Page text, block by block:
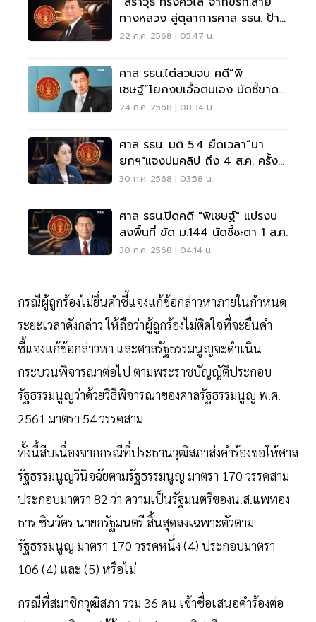
ทางหลวง สู่ตุลาการศาล รธน. ป้าย
แดง
22 ก.ค. 2568 | 05:47 น.
ศาล รธน.ไต่สวนจบ คดี“พิ
เชษฐ์”โยกงบเอื้อตนเอง นัดชี้ขาด 1
ส.ค. นี้
24 ก.ค. 2568 | 08:34 น.
ศาล รธน. มติ 5:4 ยืดเวลา“นา
ยกฯ"แจงปมคลิป ถึง 4 ส.ค. ครั้ง
สุดท้าย
30 ก.ค. 2568 | 03:58 น.
ศาล รธน.ปิดคดี "พิเชษฐ์" แปรงบ
ลงพื้นที่ ขัด ม.144 นัดชี้ชะตา 1 ส.ค.
30 ก.ค. 2568 | 04:14 น.
กรณีผู้ถูกร้องไม่ยื่นคําชี้แจงแก้ข้อกล่าวหาภายในกําหนด
ระยะเวลาดังกล่าว ให้ถือว่าผู้ถูกร้องไม่ติดใจที่จะยื่นคํา
ชี้แจงแก้ข้อกล่าวหา และศาลรัฐธรรมนูญจะดําเนิน
กระบวนพิจารณาต่อไป ตามพระราชบัญญัติประกอบ
รัฐธรรมนูญว่าด้วยวิธีพิจารณาของศาลรัฐธรรมนูญ พ.ศ.
2561 มาตรา 54 วรรคสาม
ทั้งนี้สืบเนื่องจากกรณีที่ประธานวุฒิสภาส่งคําร้องขอให้ศาล
รัฐธรรมนูญวินิจฉัยตามรัฐธรรมนูญ มาตรา 170 วรรคสาม
ประกอบมาตรา 82 ว่า ความเป็นรัฐมนตรีของน.ส.แพทอง
ธาร ชินวัตร นายกรัฐมนตรี สิ้นสุดลงเฉพาะตัวตาม
รัฐธรรมนูญ มาตรา 170 วรรคหนึ่ง (4) ประกอบมาตรา
106 (4) และ (5) หรือไม่
กรณีที่สมาชิกวุฒิสภา รวม 36 คน เข้าชื่อเสนอคำร้องต่อ